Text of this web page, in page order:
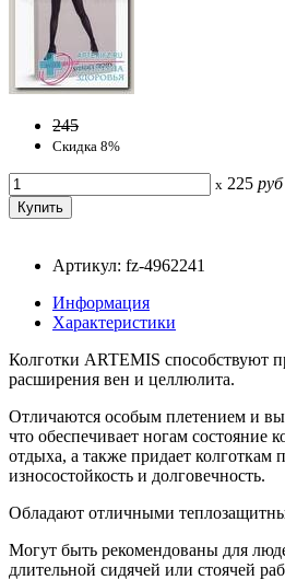
245
Скидка 8%
x 225 руб
Артикул: fz-4962241
Информация
Характеристики
Колготки ARTEMIS способствуют
расширения вен и целлюлита.
Отличаются особым плетением и
что обеспечивает ногам состояние
отдыха, а также придает
износостойкость и долговечность.
Обладают отличными
Могут быть рекомендованы для
длительной сидячей или стоячей